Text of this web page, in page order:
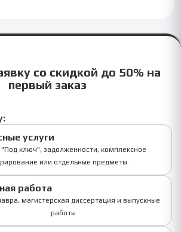
со скидкой до 50% на
первый заказ
услуги
"Под ключ", задолженности, комплексное
или отдельные предметы.
работа
магистерская диссертация и выпускные
работы